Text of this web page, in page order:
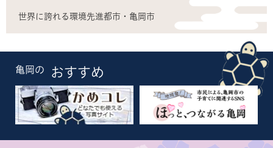
世界に誇れる環境先進都市・亀岡市
亀岡の おすすめ